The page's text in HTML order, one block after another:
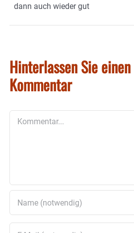
dann auch wieder gut
Hinterlassen Sie einen
Kommentar